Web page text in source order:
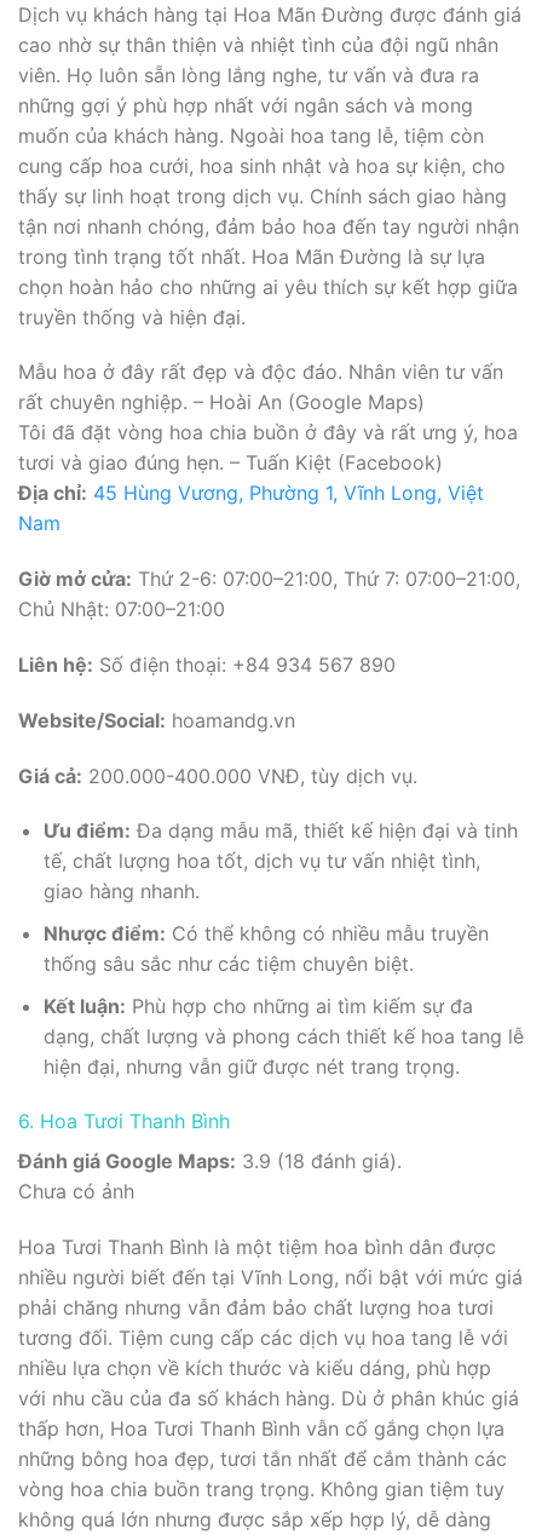
Dịch vụ khách hàng tại Hoa Mãn Đường được đánh giá
cao nhờ sự thân thiện và nhiệt tình của đội ngũ nhân
viên. Họ luôn sẵn lòng lắng nghe, tư vấn và đưa ra
những gợi ý phù hợp nhất với ngân sách và mong
muốn của khách hàng. Ngoài hoa tang lễ, tiệm còn
cung cấp hoa cưới, hoa sinh nhật và hoa sự kiện, cho
thấy sự linh hoạt trong dịch vụ. Chính sách giao hàng
tận nơi nhanh chóng, đảm bảo hoa đến tay người nhận
trong tình trạng tốt nhất. Hoa Mãn Đường là sự lựa
chọn hoàn hảo cho những ai yêu thích sự kết hợp giữa
truyền thống và hiện đại.
Mẫu hoa ở đây rất đẹp và độc đáo. Nhân viên tư vấn
rất chuyên nghiệp. – Hoài An (Google Maps)
Tôi đã đặt vòng hoa chia buồn ở đây và rất ưng ý, hoa
tươi và giao đúng hẹn. – Tuấn Kiệt (Facebook)
Địa chỉ: 45 Hùng Vương, Phường 1, Vĩnh Long, Việt
Nam
Giờ mở cửa: Thứ 2-6: 07:00–21:00, Thứ 7: 07:00–21:00,
Chủ Nhật: 07:00–21:00
Liên hệ: Số điện thoại: +84 934 567 890
Website/Social: hoamandg.vn
Giá cả: 200.000-400.000 VNĐ, tùy dịch vụ.
Ưu điểm: Đa dạng mẫu mã, thiết kế hiện đại và tinh
tế, chất lượng hoa tốt, dịch vụ tư vấn nhiệt tình,
giao hàng nhanh.
Nhược điểm: Có thể không có nhiều mẫu truyền
thống sâu sắc như các tiệm chuyên biệt.
Kết luận: Phù hợp cho những ai tìm kiếm sự đa
dạng, chất lượng và phong cách thiết kế hoa tang lễ
hiện đại, nhưng vẫn giữ được nét trang trọng.
6. Hoa Tươi Thanh Bình
Đánh giá Google Maps: 3.9 (18 đánh giá).
Chưa có ảnh
Hoa Tươi Thanh Bình là một tiệm hoa bình dân được
nhiều người biết đến tại Vĩnh Long, nổi bật với mức giá
phải chăng nhưng vẫn đảm bảo chất lượng hoa tươi
tương đối. Tiệm cung cấp các dịch vụ hoa tang lễ với
nhiều lựa chọn về kích thước và kiểu dáng, phù hợp
với nhu cầu của đa số khách hàng. Dù ở phân khúc giá
thấp hơn, Hoa Tươi Thanh Bình vẫn cố gắng chọn lựa
những bông hoa đẹp, tươi tắn nhất để cắm thành các
vòng hoa chia buồn trang trọng. Không gian tiệm tuy
không quá lớn nhưng được sắp xếp hợp lý, dễ dàng